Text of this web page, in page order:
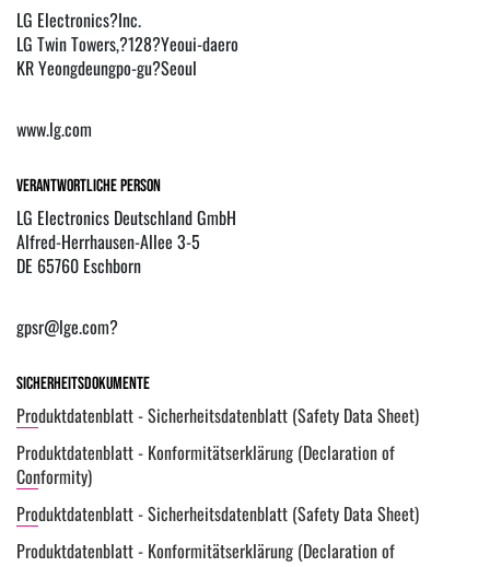
LG Electronics?Inc.
LG Twin Towers,?128?Yeoui-daero
KR Yeongdeungpo-gu?Seoul
www.lg.com
Verantwortliche Person
LG Electronics Deutschland GmbH
Alfred-Herrhausen-Allee 3-5
DE 65760 Eschborn
gpsr@lge.com?
Sicherheitsdokumente
Produktdatenblatt - Sicherheitsdatenblatt (Safety Data Sheet)
Produktdatenblatt - Konformitätserklärung (Declaration of
Conformity)
Produktdatenblatt - Sicherheitsdatenblatt (Safety Data Sheet)
Produktdatenblatt - Konformitätserklärung (Declaration of